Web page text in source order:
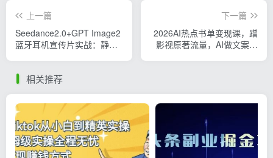
上一篇
Seedance2.0+GPT Image2
蓝牙耳机宣传片实战：静态
下一篇
2026AI热点书单变现课，蹭
影视原著流量，AI做文案素
相关推荐